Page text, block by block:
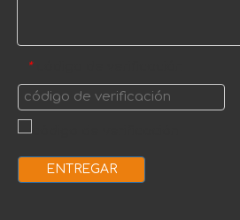
*
ENTREGAR